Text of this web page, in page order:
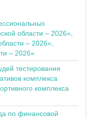
области – 2026»,
– 2026»,
– 2026»
тестирования
комплекса
комплекса
по финансовой